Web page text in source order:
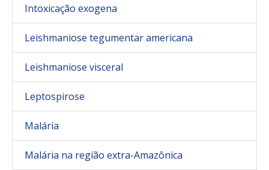
Intoxicação exogena
Leishmaniose tegumentar americana
Leishmaniose visceral
Leptospirose
Malária
Malária na região extra-Amazônica